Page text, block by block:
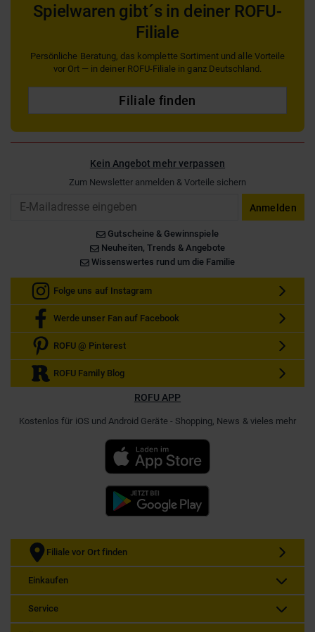
Spielwaren gibt´s in deiner ROFU-
Filiale
Persönliche Beratung, das komplette Sortiment und alle Vorteile
vor Ort — in deiner ROFU-Filiale in ganz Deutschland.
Filiale finden
Kein Angebot mehr verpassen
Zum Newsletter anmelden & Vorteile sichern
Anmelden
Gutscheine & Gewinnspiele
Neuheiten, Trends & Angebote
Wissenswertes rund um die Familie
Folge uns auf Instagram
Werde unser Fan auf Facebook
ROFU @ Pinterest
ROFU Family Blog
ROFU APP
Kostenlos für iOS und Android Geräte - Shopping, News & vieles mehr
Filiale vor Ort finden
Einkaufen
Service